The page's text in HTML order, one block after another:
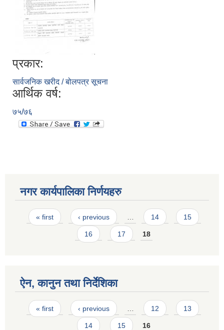
प्रकार:
सार्वजनिक खरीद / बोलपत्र सूचना
आर्थिक वर्ष:
७५/७६
नगर कार्यपालिका निर्णयहरु
Pages
« first ‹ previous … 14 15
16 17 18
ऐन, कानुन तथा निर्देशिका
Pages
« first ‹ previous 12 13
14 15 16